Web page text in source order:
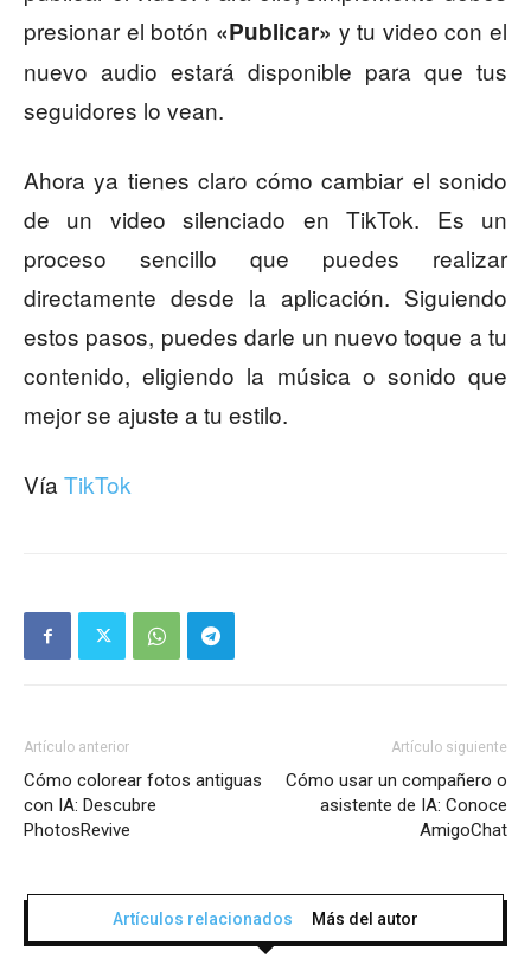
presionar el botón «Publicar» y tu video con el
nuevo audio estará disponible para que tus
seguidores lo vean.
Ahora ya tienes claro cómo cambiar el sonido
de un video silenciado en TikTok. Es un
proceso sencillo que puedes realizar
directamente desde la aplicación. Siguiendo
estos pasos, puedes darle un nuevo toque a tu
contenido, eligiendo la música o sonido que
mejor se ajuste a tu estilo.
Vía TikTok
Artículo anterior
Cómo colorear fotos antiguas
con IA: Descubre
PhotosRevive
Artículo siguiente
Cómo usar un compañero o
asistente de IA: Conoce
AmigoChat
Artículos relacionados Más del autor